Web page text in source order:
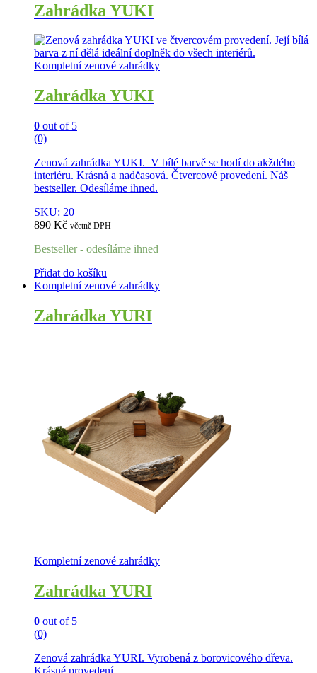
Zahrádka YUKI
Kompletní zenové zahrádky
Zahrádka YUKI
0 out of 5
(0)
Zenová zahrádka YUKI. V bílé barvě se hodí do akždého
interiéru. Krásná a nadčasová. Čtvercové provedení. Náš
bestseller. Odesíláme ihned.
SKU: 20
890 Kč včetně DPH
Bestseller - odesíláme ihned
Přidat do košíku
Kompletní zenové zahrádky
Zahrádka YURI
Kompletní zenové zahrádky
Zahrádka YURI
0 out of 5
(0)
Zenová zahrádka YURI. Vyrobená z borovicového dřeva.
Krásné provedení.